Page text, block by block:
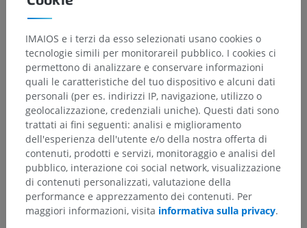
Gerarchia anatomica
IMAIOS e i terzi da esso selezionati usano cookies o
tecnologie simili per monitorareil pubblico. I cookies ci
permettono di analizzare e conservare informazioni
quali le caratteristiche del tuo dispositivo e alcuni dati
personali (per es. indirizzi IP, navigazione, utilizzo o
geolocalizzazione, credenziali uniche). Questi dati sono
trattati ai fini seguenti: analisi e miglioramento
dell'esperienza dell'utente e/o della nostra offerta di
contenuti, prodotti e servizi, monitoraggio e analisi del
pubblico, interazione coi social network, visualizzazione
di contenuti personalizzati, valutazione della
performance e apprezzamento dei contenuti. Per
maggiori informazioni, visita informativa sulla privacy.